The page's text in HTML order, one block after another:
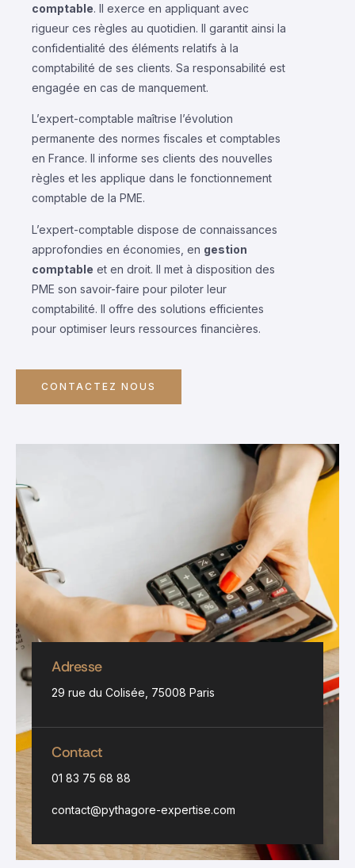
Adresse
29 rue du Colisée, 75008 Paris
Contact
01 83 75 68 88
contact@pythagore-expertise.com
comptable. Il exerce en appliquant avec
rigueur ces règles au quotidien. Il garantit ainsi la
confidentialité des éléments relatifs à la
comptabilité de ses clients. Sa responsabilité est
engagée en cas de manquement.
L’expert-comptable maîtrise l’évolution
permanente des normes fiscales et comptables
en France. Il informe ses clients des nouvelles
règles et les applique dans le fonctionnement
comptable de la PME.
L’expert-comptable dispose de connaissances
approfondies en économies, en gestion
comptable et en droit. Il met à disposition des
PME son savoir-faire pour piloter leur
comptabilité. Il offre des solutions efficientes
pour optimiser leurs ressources financières.
CONTACTEZ NOUS